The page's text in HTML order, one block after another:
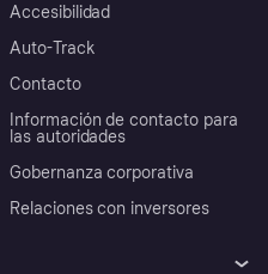
Accesibilidad
Auto-Track
Contacto
Información de contacto para
las autoridades
Gobernanza corporativa
Relaciones con inversores